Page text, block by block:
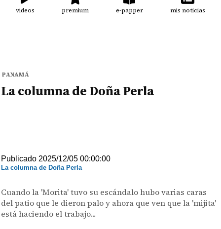
videos premium e-papper mis noticias
PANAMÁ
La columna de Doña Perla
Publicado 2025/12/05 00:00:00
La columna de Doña Perla
Cuando la 'Morita' tuvo su escándalo hubo varias caras
del patio que le dieron palo y ahora que ven que la 'mijita'
está haciendo el trabajo...